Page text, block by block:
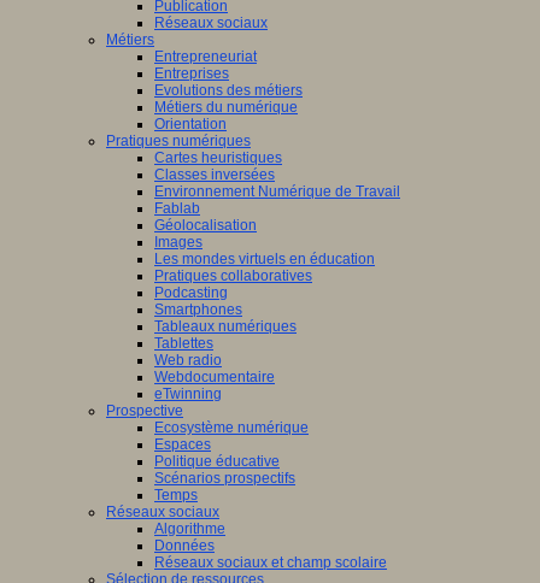
Publication
Réseaux sociaux
Métiers
Entrepreneuriat
Entreprises
Evolutions des métiers
Métiers du numérique
Orientation
Pratiques numériques
Cartes heuristiques
Classes inversées
Environnement Numérique de Travail
Fablab
Géolocalisation
Images
Les mondes virtuels en éducation
Pratiques collaboratives
Podcasting
Smartphones
Tableaux numériques
Tablettes
Web radio
Webdocumentaire
eTwinning
Prospective
Ecosystème numérique
Espaces
Politique éducative
Scénarios prospectifs
Temps
Réseaux sociaux
Algorithme
Données
Réseaux sociaux et champ scolaire
Sélection de ressources